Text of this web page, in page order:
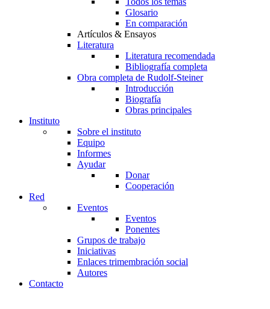
Glosario
En comparación
Artículos & Ensayos
Literatura
Literatura recomendada
Bibliografía completa
Obra completa de Rudolf-Steiner
Introducción
Biografía
Obras principales
Instituto
Sobre el instituto
Equipo
Informes
Ayudar
Donar
Cooperación
Red
Eventos
Eventos
Ponentes
Grupos de trabajo
Iniciativas
Enlaces trimembración social
Autores
Contacto